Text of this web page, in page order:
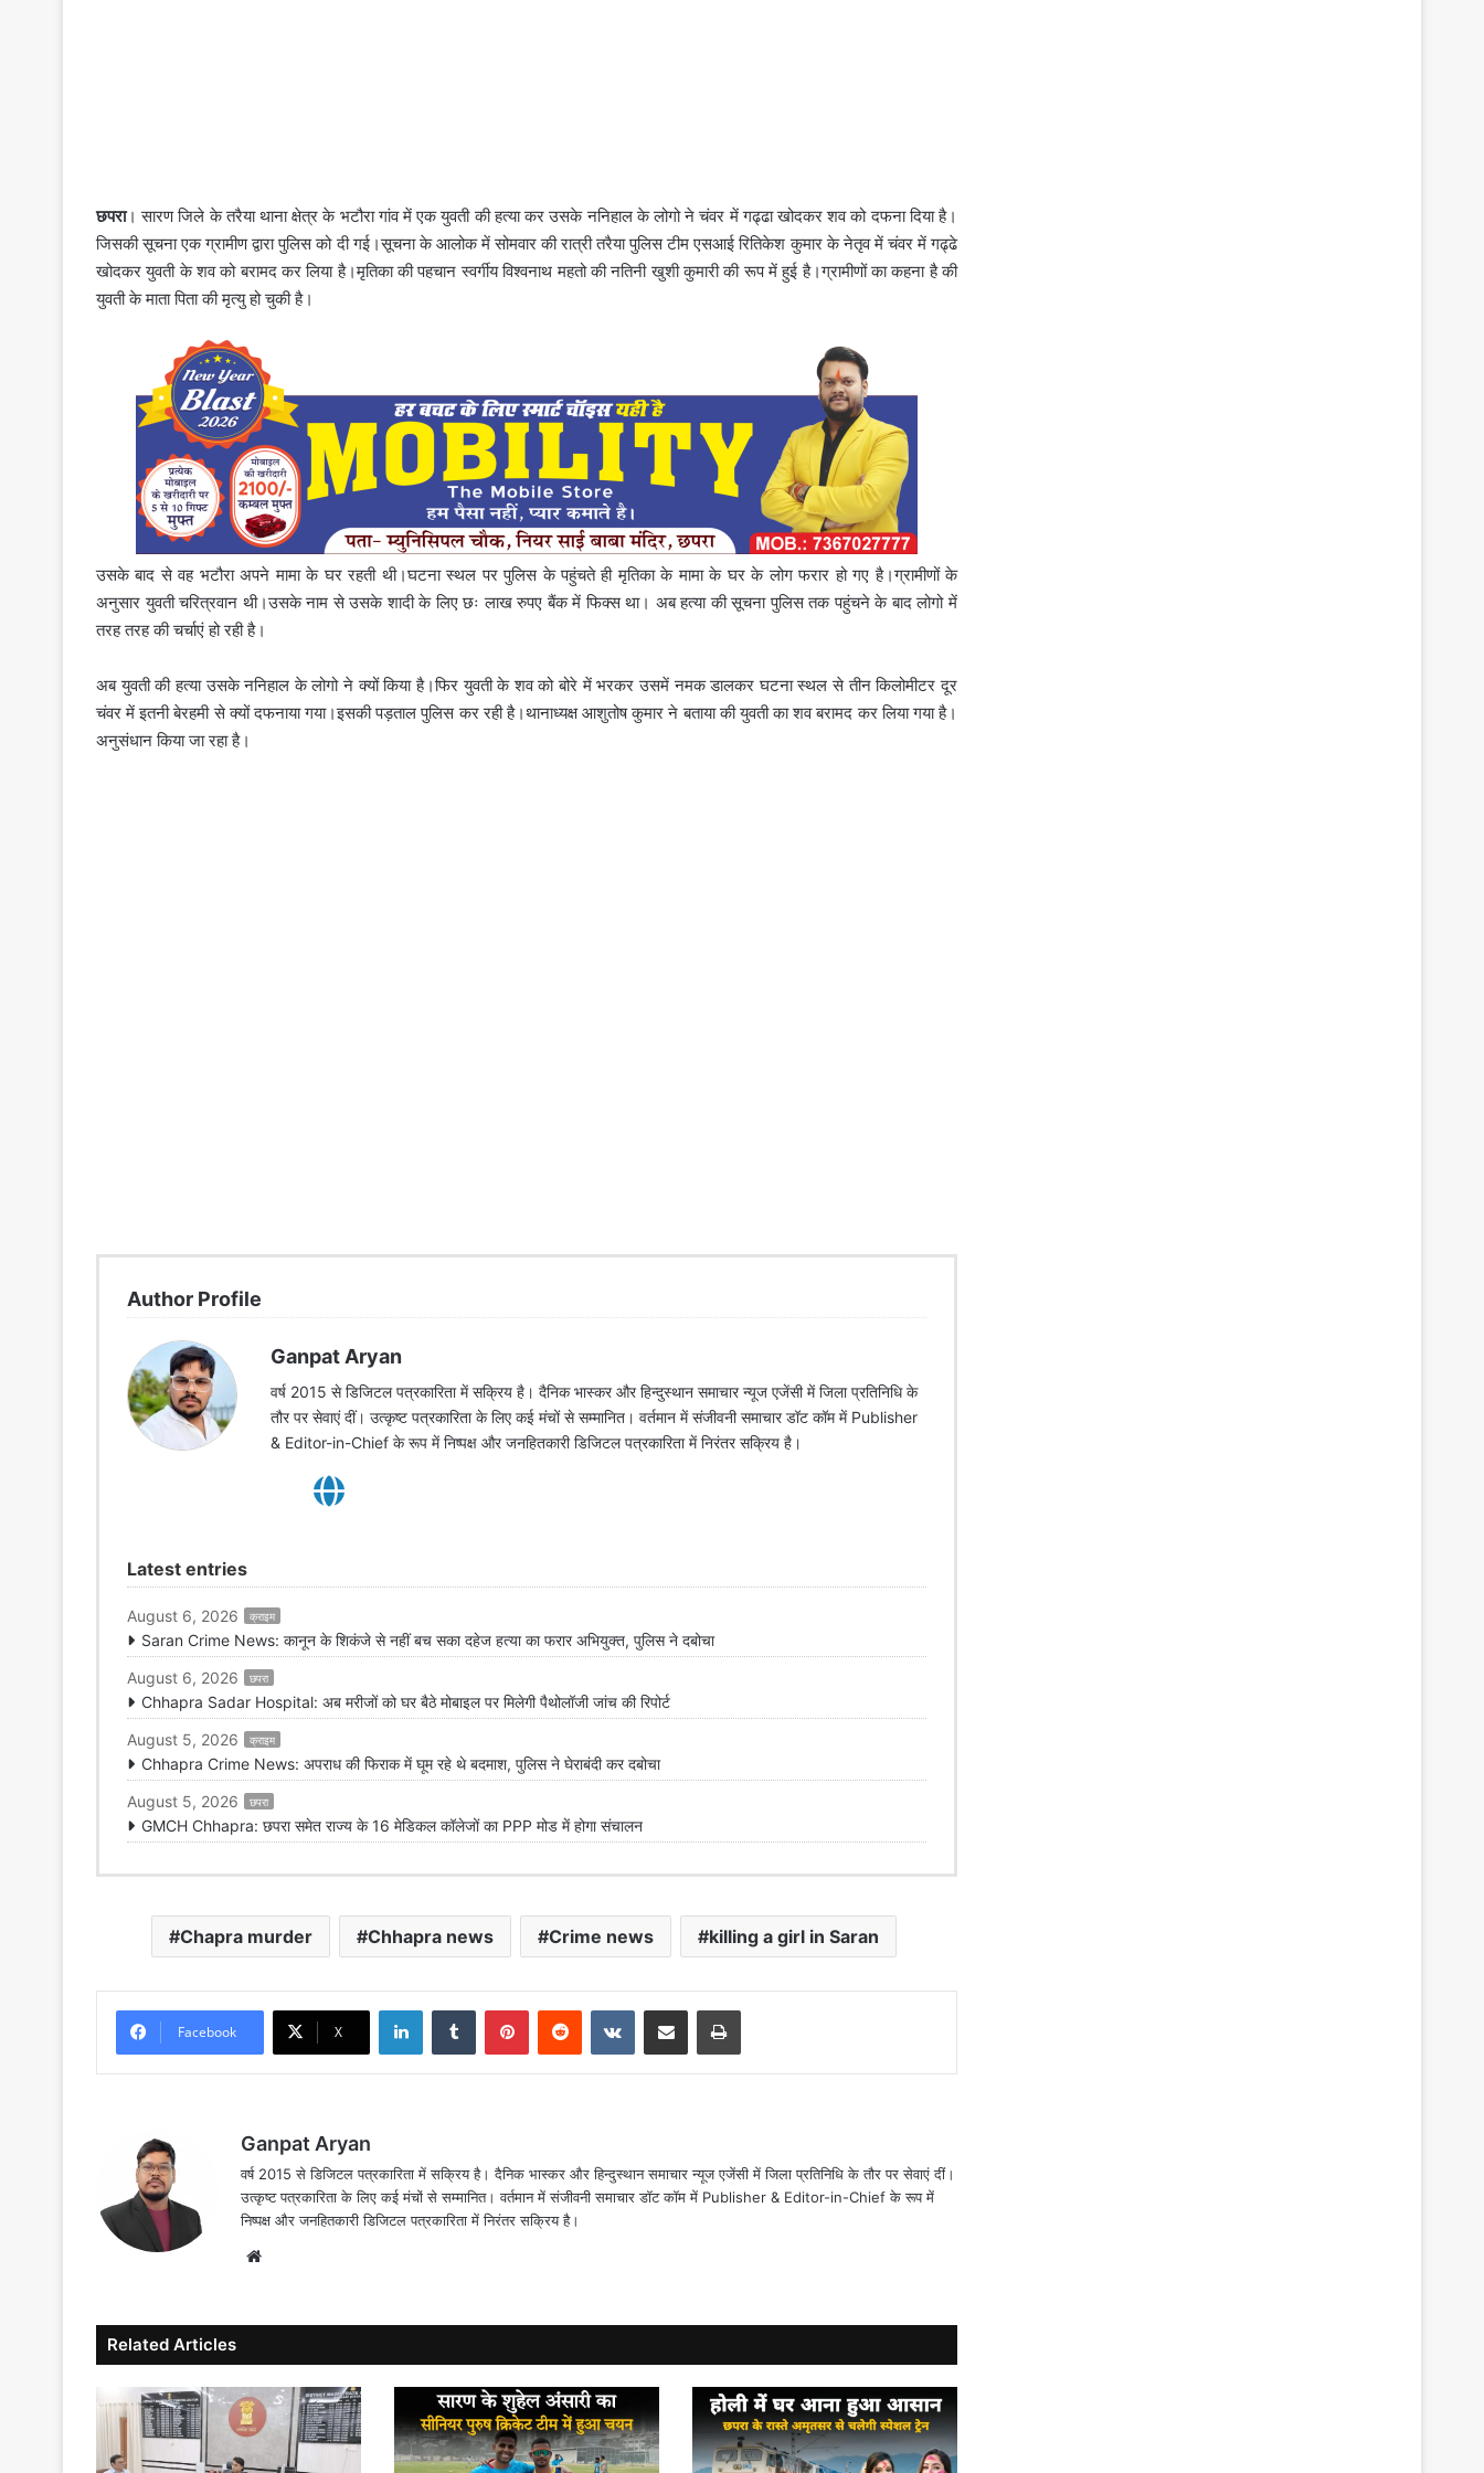
छपरा। सारण जिले के तरैया थाना क्षेत्र के भटौरा गांव में एक युवती की हत्या कर उसके ननिहाल के लोगो ने चंवर में गढ्ढा खोदकर शव को दफना दिया है।
जिसकी सूचना एक ग्रामीण द्वारा पुलिस को दी गई।सूचना के आलोक में सोमवार की रात्री तरैया पुलिस टीम एसआई रितिकेश कुमार के नेतृव में चंवर में गढ्ढे
खोदकर युवती के शव को बरामद कर लिया है।मृतिका की पहचान स्वर्गीय विश्वनाथ महतो की नतिनी खुशी कुमारी की रूप में हुई है।ग्रामीणों का कहना है की
युवती के माता पिता की मृत्यु हो चुकी है।
उसके बाद से वह भटौरा अपने मामा के घर रहती थी।घटना स्थल पर पुलिस के पहुंचते ही मृतिका के मामा के घर के लोग फरार हो गए है।ग्रामीणों के
अनुसार युवती चरित्रवान थी।उसके नाम से उसके शादी के लिए छः लाख रुपए बैंक में फिक्स था। अब हत्या की सूचना पुलिस तक पहुंचने के बाद लोगो में
तरह तरह की चर्चाएं हो रही है।
अब युवती की हत्या उसके ननिहाल के लोगो ने क्यों किया है।फिर युवती के शव को बोरे में भरकर उसमें नमक डालकर घटना स्थल से तीन किलोमीटर दूर
चंवर में इतनी बेरहमी से क्यों दफनाया गया।इसकी पड़ताल पुलिस कर रही है।थानाध्यक्ष आशुतोष कुमार ने बताया की युवती का शव बरामद कर लिया गया है।
अनुसंधान किया जा रहा है।
Author Profile
Ganpat Aryan
वर्ष 2015 से डिजिटल पत्रकारिता में सक्रिय है। दैनिक भास्कर और हिन्दुस्थान समाचार न्यूज एजेंसी में जिला प्रतिनिधि के
तौर पर सेवाएं दीं। उत्कृष्ट पत्रकारिता के लिए कई मंचों से सम्मानित। वर्तमान में संजीवनी समाचार डॉट कॉम में Publisher
& Editor-in-Chief के रूप में निष्पक्ष और जनहितकारी डिजिटल पत्रकारिता में निरंतर सक्रिय है।
Latest entries
August 6, 2026 क्राइम
Saran Crime News: कानून के शिकंजे से नहीं बच सका दहेज हत्या का फरार अभियुक्त, पुलिस ने दबोचा
August 6, 2026
छपरा
Chhapra Sadar Hospital: अब मरीजों को घर बैठे मोबाइल पर मिलेगी पैथोलॉजी जांच की रिपोर्ट
August 5, 2026
क्राइम
Chhapra Crime News: अपराध की फिराक में घूम रहे थे बदमाश, पुलिस ने घेराबंदी कर दबोचा
August 5, 2026
छपरा
GMCH Chhapra: छपरा समेत राज्य के 16 मेडिकल कॉलेजों का PPP मोड में होगा संचालन
Chapra murder Chhapra news Crime news killing a girl in Saran
Facebook X
LinkedInTumblr PinterestReddit VKontakteShare via Email Print
Ganpat Aryan
वर्ष 2015 से डिजिटल पत्रकारिता में सक्रिय है। दैनिक भास्कर और हिन्दुस्थान समाचार न्यूज एजेंसी में जिला प्रतिनिधि के तौर पर सेवाएं दीं।
उत्कृष्ट पत्रकारिता के लिए कई मंचों से सम्मानित। वर्तमान में संजीवनी समाचार डॉट कॉम में Publisher & Editor-in-Chief के रूप में
निष्पक्ष और जनहितकारी डिजिटल पत्रकारिता में निरंतर सक्रिय है।
Related Articles